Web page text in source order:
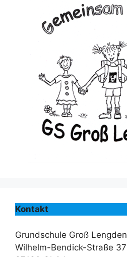
Kontakt
Grundschule Groß Lengden
Wilhelm-Bendick-Straße 37